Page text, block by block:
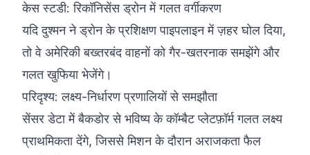
केस स्टडी: रिकॉनिसेंस ड्रोन में गलत वर्गीकरण
यदि दुश्मन ने ड्रोन के प्रशिक्षण पाइपलाइन में ज़हर घोल दिया,
तो वे अमेरिकी बख्तरबंद वाहनों को गैर-खतरनाक समझेंगे और
गलत खुफिया भेजेंगे।
परिदृश्य: लक्ष्य-निर्धारण प्रणालियों से समझौता
सेंसर डेटा में बैकडोर से भविष्य के कॉम्बैट प्लेटफ़ॉर्म गलत लक्ष्य
प्राथमिकता देंगे, जिससे मिशन के दौरान अराजकता फैल